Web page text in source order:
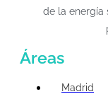
de la energía
Áreas
Madrid